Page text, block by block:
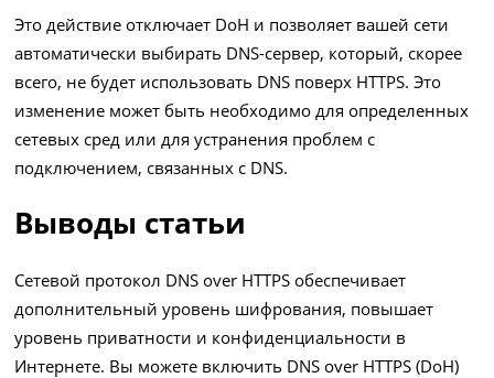
Это действие отключает DoH и позволяет вашей сети
автоматически выбирать DNS-сервер, который, скорее
всего, не будет использовать DNS поверх HTTPS. Это
изменение может быть необходимо для определенных
сетевых сред или для устранения проблем с
подключением, связанных с DNS.
Выводы статьи
Сетевой протокол DNS over HTTPS обеспечивает
дополнительный уровень шифрования, повышает
уровень приватности и конфиденциальности в
Интернете. Вы можете включить DNS over HTTPS (DoH)